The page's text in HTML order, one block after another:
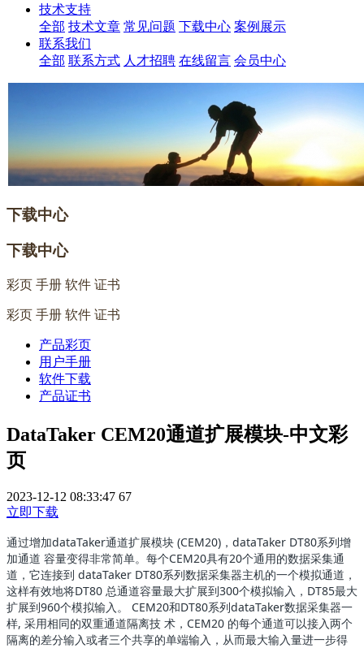
技术支持
全部 技术文章 常见问题 下载中心 案例展示
联系我们
全部 联系方式 人才招聘 在线留言 会员中心
下载中心
下载中心
彩页 手册 软件 证书
彩页 手册 软件 证书
产品彩页
用户手册
软件下载
产品证书
DataTaker CEM20通道扩展模块-中文彩
页
2023-12-12 08:33:47 67
立即下载
通过增加dataTaker通道扩展模块 (CEM20)，dataTaker DT80系列增
加通道 容量变得非常简单。每个CEM20具有20个通用的数据采集通
道，它连接到 dataTaker DT80系列数据采集器主机的一个模拟通道，
这样有效地将DT80 总通道容量最大扩展到300个模拟输入，DT85最大
扩展到960个模拟输入。 CEM20和DT80系列dataTaker数据采集器一
样, 采用相同的双重通道隔离技 术，CEM20 的每个通道可以接入两个
隔离的差分输入或者三个共享的单端输入，从而最大输入量进一步得